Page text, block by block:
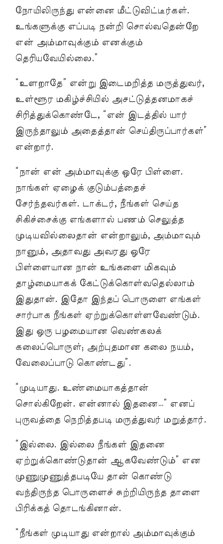
நோயிலிருந்து என்னை மீட்டுவிட்டீர்கள்.
உங்களுக்கு எப்படி நன்றி சொல்வதென்றே
என் அம்மாவுக்கும் எனக்கும்
தெரியவேயில்லை.”
“உளறாதே” என்று இடைமறித்த மருத்துவர்,
உள்ளூர மகிழ்ச்சியில் அசட்டுத்தனமாகச்
சிரித்துக்கொண்டே, “என் இடத்தில் யார்
இருந்தாலும் அதைத்தான் செய்திருப்பார்கள்”
என்றார்.
“நான் என் அம்மாவுக்கு ஒரே பிள்ளை.
நாங்கள் ஏழைக் குடும்பத்தைச்
சேர்ந்தவர்கள். டாக்டர், நீங்கள் செய்த
சிகிச்சைக்கு எங்களால் பணம் செலுத்த
முடியவில்லைதான் என்றாலும், அம்மாவும்
நானும், அதாவது அவரது ஒரே
பிள்ளையான நான் உங்களை மிகவும்
தாழ்மையாகக் கேட்டுக்கொள்வதெல்லாம்
இதுதான். இதோ இந்தப் பொருளை எங்கள்
சார்பாக நீங்கள் ஏற்றுக்கொள்ளவேண்டும்.
இது ஒரு பழமையான வெண்கலக்
கலைப்பொருள்; அற்புதமான கலை நயம்,
வேலைப்பாடு கொண்டது”.
“முடியாது. உண்மையாகத்தான்
சொல்கிறேன். என்னால் இதனை…” எனப்
புருவத்தை நெறித்தபடி மருத்துவர் மறுத்தார்.
“இல்லை. இல்லை நீங்கள் இதனை
ஏற்றுக்கொண்டுதான் ஆகவேண்டும்” என
முணுமுணுத்தபடியே தான் கொண்டு
வந்திருந்த பொருளைச் சுற்றியிருந்த தாளை
பிரிக்கத் தொடங்கினான்.
“நீங்கள் முடியாது என்றால் அம்மாவுக்கும்